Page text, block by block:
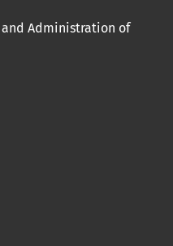
Administration of